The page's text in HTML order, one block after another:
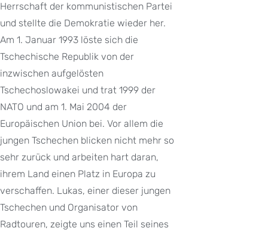
Herrschaft der kommunistischen Partei
und stellte die Demokratie wieder her.
Am 1. Januar 1993 löste sich die
Tschechische Republik von der
inzwischen aufgelösten
Tschechoslowakei und trat 1999 der
NATO und am 1. Mai 2004 der
Europäischen Union bei. Vor allem die
jungen Tschechen blicken nicht mehr so
sehr zurück und arbeiten hart daran,
ihrem Land einen Platz in Europa zu
verschaffen. Lukas, einer dieser jungen
Tschechen und Organisator von
Radtouren, zeigte uns einen Teil seines